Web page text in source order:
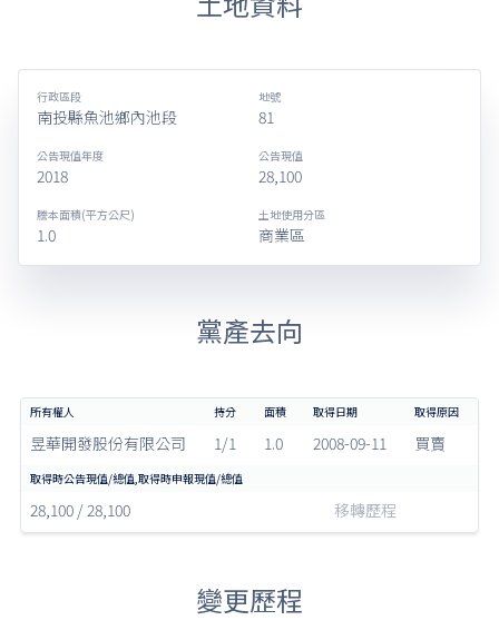
行政區段
南投縣魚池鄉內池段
地號
81
公告現值年度
2018
公告現值
28,100
謄本面積(平方公尺)
1.0
土地使用分區
商業區
黨產去向
昱華開發股份有限公司 1/1 1.0 2008-09-11 買賣
28,100 / 28,100 移轉歷程
變更歷程